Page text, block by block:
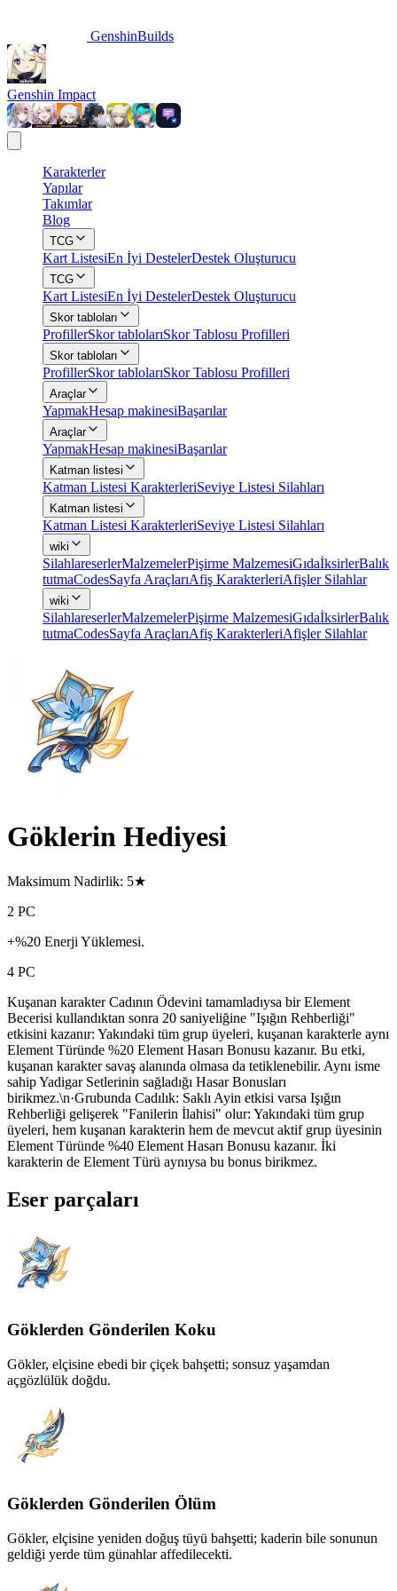
GenshinBuilds
Genshin Impact
Karakterler
Yapılar
Takımlar
Blog
TCG
Kart ListesiEn İyi DestelerDestek Oluşturucu
TCG
Kart ListesiEn İyi DestelerDestek Oluşturucu
Skor tabloları
ProfillerSkor tablolarıSkor Tablosu Profilleri
Skor tabloları
ProfillerSkor tablolarıSkor Tablosu Profilleri
Araçlar
YapmakHesap makinesiBaşarılar
Araçlar
YapmakHesap makinesiBaşarılar
Katman listesi
Katman Listesi KarakterleriSeviye Listesi Silahları
Katman listesi
Katman Listesi KarakterleriSeviye Listesi Silahları
wiki
SilahlareserlerMalzemelerPişirme MalzemesiGıdaİksirlerBalık
tutmaCodesSayfa AraçlarıAfiş KarakterleriAfişler Silahlar
wiki
SilahlareserlerMalzemelerPişirme MalzemesiGıdaİksirlerBalık
tutmaCodesSayfa AraçlarıAfiş KarakterleriAfişler Silahlar
Göklerin Hediyesi
Maksimum Nadirlik: 5★
2 PC
+%20 Enerji Yüklemesi.
4 PC
Kuşanan karakter Cadının Ödevini tamamladıysa bir Element
Becerisi kullandıktan sonra 20 saniyeliğine "Işığın Rehberliği"
etkisini kazanır: Yakındaki tüm grup üyeleri, kuşanan karakterle aynı
Element Türünde %20 Element Hasarı Bonusu kazanır. Bu etki,
kuşanan karakter savaş alanında olmasa da tetiklenebilir. Aynı isme
sahip Yadigar Setlerinin sağladığı Hasar Bonusları
birikmez.\n·Grubunda Cadılık: Saklı Ayin etkisi varsa Işığın
Rehberliği gelişerek "Fanilerin İlahisi" olur: Yakındaki tüm grup
üyeleri, hem kuşanan karakterin hem de mevcut aktif grup üyesinin
Element Türünde %40 Element Hasarı Bonusu kazanır. İki
karakterin de Element Türü aynıysa bu bonus birikmez.
Eser parçaları
Göklerden Gönderilen Koku
Gökler, elçisine ebedi bir çiçek bahşetti; sonsuz yaşamdan
açgözlülük doğdu.
Göklerden Gönderilen Ölüm
Gökler, elçisine yeniden doğuş tüyü bahşetti; kaderin bile sonunun
geldiği yerde tüm günahlar affedilecekti.